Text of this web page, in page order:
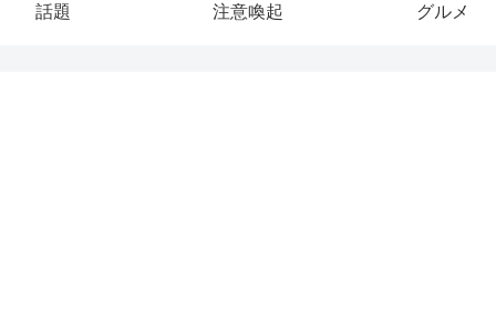
話題 注意喚起 グルメ